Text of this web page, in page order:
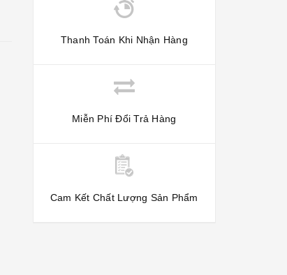
Thanh Toán Khi Nhận Hàng
Miễn Phí Đổi Trả Hàng
Cam Kết Chất Lượng Sản Phẩm